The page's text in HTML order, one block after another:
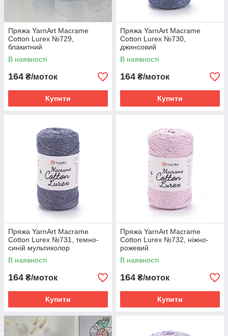
Пряжа YarnArt Macrame
Cotton Lurex №729,
блакитний
В наявності
164 ₴/моток
Купити
Пряжа YarnArt Macrame
Cotton Lurex №730,
джинсовий
В наявності
164 ₴/моток
Купити
Пряжа YarnArt Macrame
Cotton Lurex №731, темно-
синій мультиколор
В наявності
164 ₴/моток
Купити
Пряжа YarnArt Macrame
Cotton Lurex №732, ніжно-
рожевий
В наявності
164 ₴/моток
Купити